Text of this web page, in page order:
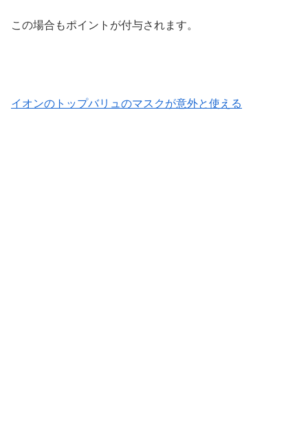
この場合もポイントが付与されます。
イオンのトップバリュのマスクが意外と使える